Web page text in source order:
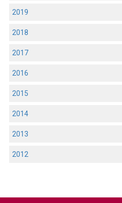
2019
2018
2017
2016
2015
2014
2013
2012